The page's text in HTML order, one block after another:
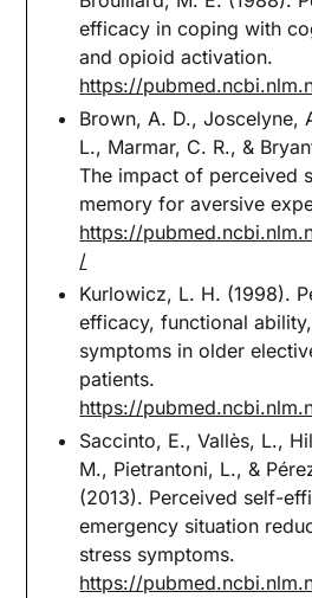
efficacy in coping with
and opioid activation.
https://
Brown, A. D., Joscelyne,
L., Marmar, C. R., &
The impact of perceived
memory for aversive
https://
/
Kurlowicz, L. H. (1998).
efficacy, functional
symptoms in older
patients.
https://
Saccinto, E., Vallès, L.,
M., Pietrantoni, L., &
(2013). Perceived self-
emergency situation
stress symptoms.
https://